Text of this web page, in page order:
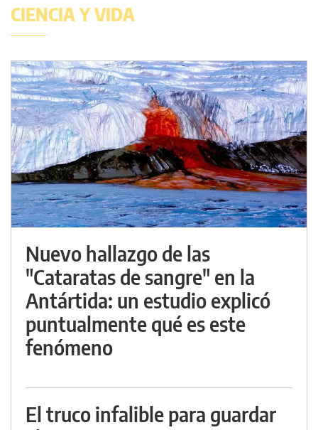
CIENCIA Y VIDA
Nuevo hallazgo de las
"Cataratas de sangre" en la
Antártida: un estudio explicó
puntualmente qué es este
fenómeno
El truco infalible para guardar